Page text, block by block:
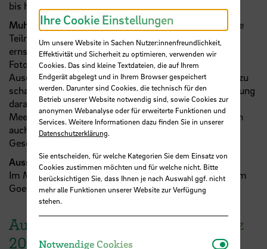
bis hin zu Themen des Klimawandels…
Muhammad Fauzanbeschreibt seine Motivation für die
Teilnahme am Fotowettbewerb: „Unsere Umwelt ist
ernsthaft bedroht. Mit meiner Teilnahme an dieser
Fotoausstellung versuche ich, diese Besorgnis zum
Ausdruck zu bringen und ein kollektives Bewusstsein zu
schaffen. Insbesondere möchte ich mit dieser Ausstellung
darauf aufmerksam machen, dass der Anstieg des
Meeresspiegels nicht nur die Umwelt bedroht, sondern
auch große Auswirkungen auf Wirtschaft und
Gesellschaft hat.“
Ausstellung im Mai in Indonesien
Im Mai 2025 ist eine Ausstellung zum selben Thema im
Goethe-Institut in Jakarta (Indonesien) zu sehen
Ausstellungseröffnung am 13. März
2025, 18:00 Uhr (in Bremen):
Ihre Cookie Einstellungen
Um unsere Website in Sachen Nutzer:innenfreundlichkeit,
Effektivität und Sicherheit zu optimieren, verwenden wir
Cookies. Das sind kleine Textdateien, die auf Ihrem
Endgerät abgelegt und in Ihrem Browser gespeichert
werden. Darunter sind Cookies, die technisch für den
Betrieb unserer Website notwendig sind, sowie Cookies zur
anonymen Webanalyse oder für erweiterte Funktionen und
Services. Weitere Informationen dazu finden Sie in unserer
Datenschutzerklärung.
Sie entscheiden, für welche Kategorien Sie dem Einsatz von
Cookies zustimmen möchten und für welche nicht. Bitte
berücksichtigen Sie, dass Ihnen je nach Auswahl ggf. nicht
mehr alle Funktionen unserer Website zur Verfügung
stehen.
Notwendige Cookies